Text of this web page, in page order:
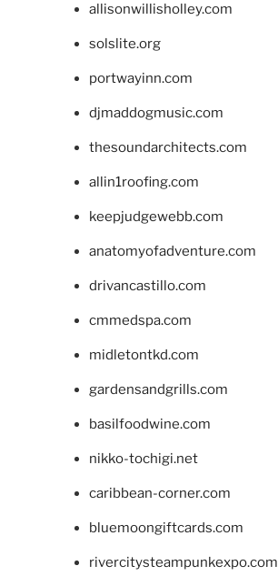
allisonwillisholley.com
solslite.org
portwayinn.com
djmaddogmusic.com
thesoundarchitects.com
allin1roofing.com
keepjudgewebb.com
anatomyofadventure.com
drivancastillo.com
cmmedspa.com
midletontkd.com
gardensandgrills.com
basilfoodwine.com
nikko-tochigi.net
caribbean-corner.com
bluemoongiftcards.com
rivercitysteampunkexpo.com